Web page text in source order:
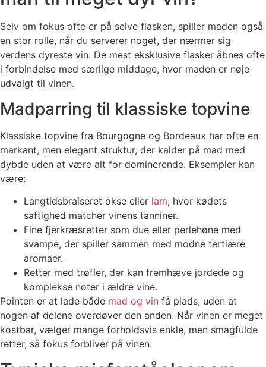
Selv om fokus ofte er på selve flasken, spiller maden også
en stor rolle, når du serverer noget, der nærmer sig
verdens dyreste vin. De mest eksklusive flasker åbnes ofte
i forbindelse med særlige middage, hvor maden er nøje
udvalgt til vinen.
Madparring til klassiske topvine
Klassiske topvine fra Bourgogne og Bordeaux har ofte en
markant, men elegant struktur, der kalder på mad med
dybde uden at være alt for dominerende. Eksempler kan
være:
Langtidsbraiseret okse eller lam, hvor kødets
saftighed matcher vinens tanniner.
Fine fjerkræsretter som due eller perlehøne med
svampe, der spiller sammen med modne tertiære
aromaer.
Retter med trøfler, der kan fremhæve jordede og
komplekse noter i ældre vine.
Pointen er at lade både mad og vin få plads, uden at
nogen af delene overdøver den anden. Når vinen er meget
kostbar, vælger mange forholdsvis enkle, men smagfulde
retter, så fokus forbliver på vinen.